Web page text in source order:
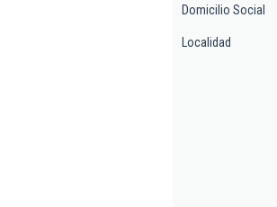
Domicilio Social
Localidad